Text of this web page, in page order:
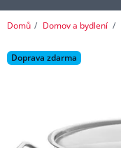
Domů Domov a bydlení
Doprava zdarma